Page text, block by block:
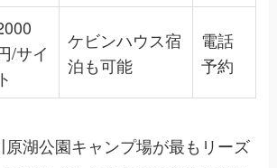
/サイ
ト
ケビンハウス宿
泊も可能
電話
予約
湖公園キャンプ場が最もリーズ